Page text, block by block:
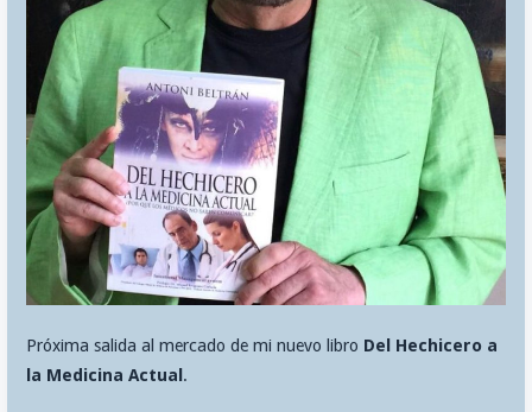
Próxima salida al mercado de mi nuevo libro Del Hechicero a
la Medicina Actual .